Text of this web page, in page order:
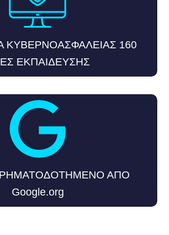
ΚΥΒΕΡΝΟΑΣΦΑΛΕΙΑΣ 160
ΕΚΠΑΙΔΕΥΣΗΣ
ΑΠΟ
Google.org